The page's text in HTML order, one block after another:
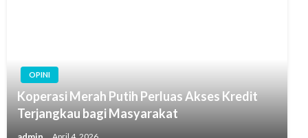
OPINI
Koperasi Merah Putih Perluas Akses Kredit
Terjangkau bagi Masyarakat